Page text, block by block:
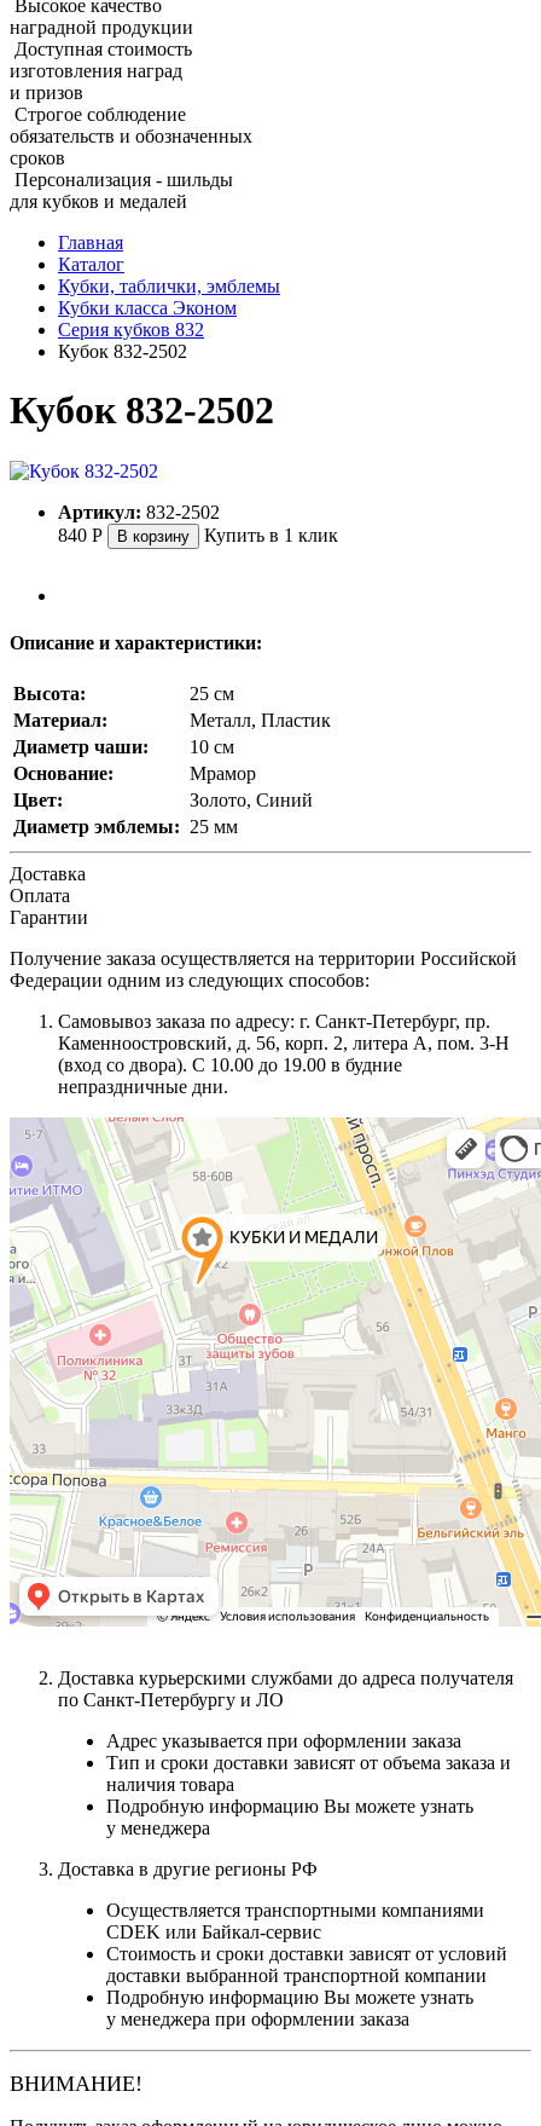
Высокое качество
наградной продукции
Доступная стоимость
изготовления наград
и призов
Строгое соблюдение
обязательств и обозначенных
сроков
Персонализация - шильды
для кубков и медалей
Главная
Каталог
Кубки, таблички, эмблемы
Кубки класса Эконом
Серия кубков 832
Кубок 832‑2502
Кубок 832‑2502
Артикул: 832-2502
840 Р В корзину Купить в 1 клик
Описание и характеристики:
Высота:
25 см
Материал:
Металл, Пластик
Диаметр чаши:
10 см
Основание:
Мрамор
Цвет:
Золото, Синий
Диаметр эмблемы: 25 мм
Доставка
Оплата
Гарантии
Получение заказа осуществляется на территории Российской
Федерации одним из следующих способов:
Самовывоз заказа по адресу: г. Санкт-Петербург, пр.
Каменноостровский, д. 56, корп. 2, литера А, пом. 3-Н
(вход со двора). С 10.00 до 19.00 в будние
непраздничные дни.
Доставка курьерскими службами до адреса получателя
по Санкт-Петербургу и ЛО
Адрес указывается при оформлении заказа
Тип и сроки доставки зависят от объема заказа и
наличия товара
Подробную информацию Вы можете узнать
у менеджера
Доставка в другие регионы РФ
Осуществляется транспортными компаниями
CDEK или Байкал-сервис
Стоимость и сроки доставки зависят от условий
доставки выбранной транспортной компании
Подробную информацию Вы можете узнать
у менеджера при оформлении заказа
ВНИМАНИЕ!